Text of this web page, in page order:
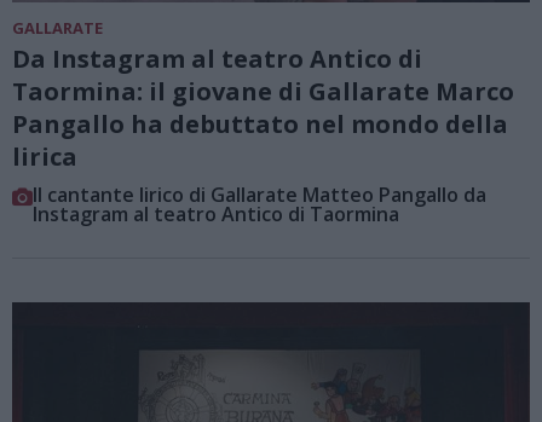
GALLARATE
Da Instagram al teatro Antico di
Taormina: il giovane di Gallarate Marco
Pangallo ha debuttato nel mondo della
lirica
Il cantante lirico di Gallarate Matteo Pangallo da
Instagram al teatro Antico di Taormina